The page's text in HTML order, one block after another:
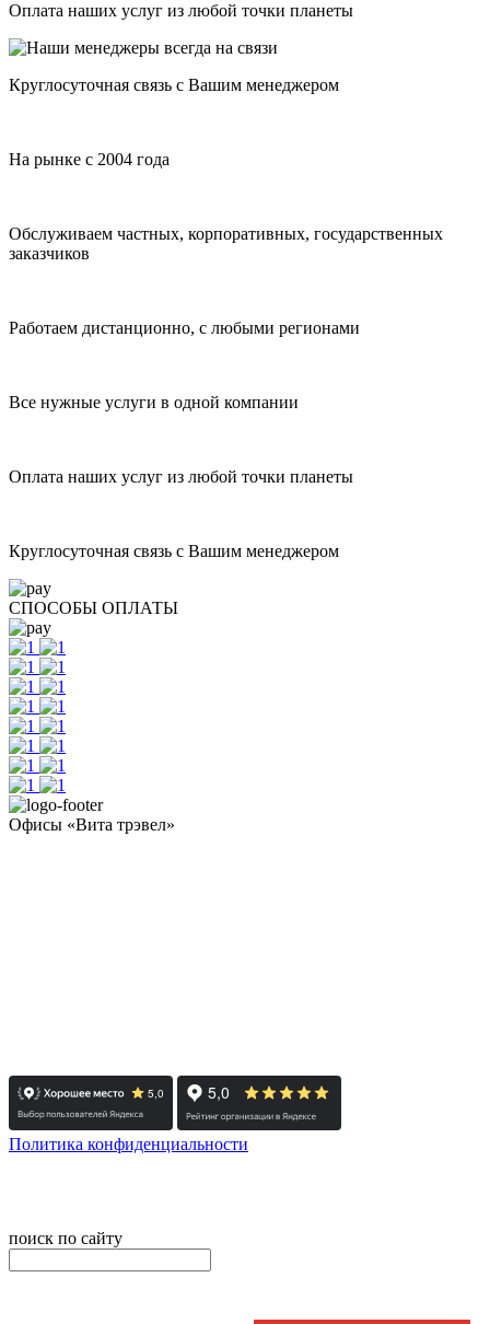
Оплата наших услуг из любой точки планеты
Круглосуточная связь с Вашим менеджером
На рынке с 2004 года
Обслуживаем частных, корпоративных, государственных
заказчиков
Работаем дистанционно, с любыми регионами
Все нужные услуги в одной компании
Оплата наших услуг из любой точки планеты
Круглосуточная связь с Вашим менеджером
СПОСОБЫ ОПЛАТЫ
Офисы «Вита трэвел»
Политика конфиденциальности
поиск по сайту